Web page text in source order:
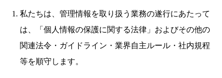
私たちは、管理情報を取り扱う業務の遂行にあたって
は、「個人情報の保護に関する法律」およびその他の
関連法令・ガイドライン・業界自主ルール・社内規程
等を順守します。